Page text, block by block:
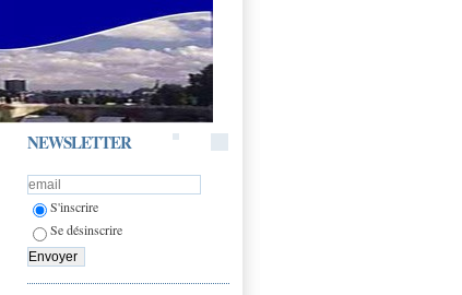
NEWSLETTER
S'inscrire
Se désinscrire